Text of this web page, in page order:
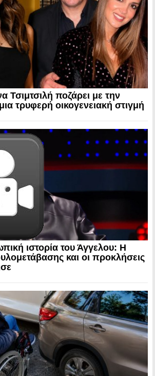
Τσιμτσιλή ποζάρει με την
τρυφερή οικογενειακή στιγμή
ιστορία του Άγγελου: Η
και οι προκλήσεις